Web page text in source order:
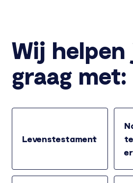
Wij helpen
graag met:
Levenstestament